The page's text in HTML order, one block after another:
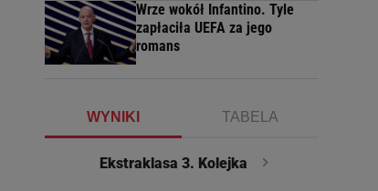
Wrze wokół Infantino. Tyle
zapłaciła UEFA za jego
romans
WYNIKI TABELA
Ekstraklasa 3. Kolejka